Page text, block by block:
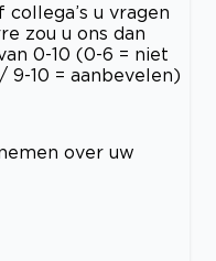
u vragen
zou u ons dan
0-10 (0-6 = niet
9-10 = aanbevelen)
over uw